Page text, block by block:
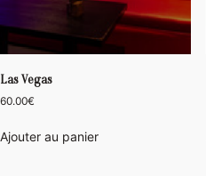
Las Vegas
60.00€
Ajouter au panier